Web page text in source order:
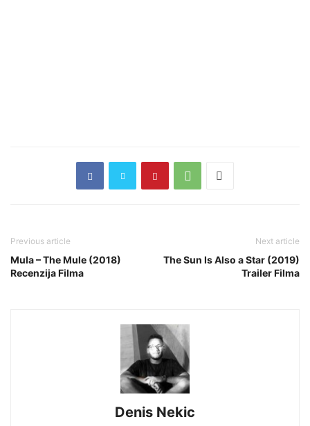
Previous article
Mula – The Mule (2018)
Recenzija Filma
Next article
The Sun Is Also a Star (2019)
Trailer Filma
Denis Nekic